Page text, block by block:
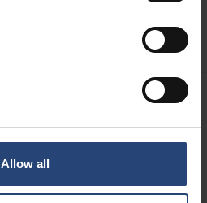
Allow all